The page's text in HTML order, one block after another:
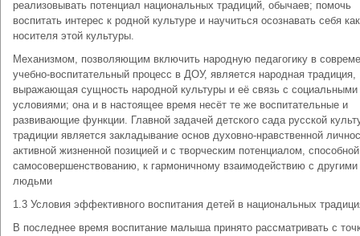
реализовывать потенциал национальных традиций, обычаев; помочь
воспитать интерес к родной культуре и научиться осознавать себя как
носителя этой культуры.
Механизмом, позволяющим включить народную педагогику в
учебно-воспитательный процесс в ДОУ, является народная традиция,
выражающая сущность народной культуры и её связь с социальными
условиями; она и в настоящее время несёт те же воспитательные и
развивающие функции. Главной задачей детского сада русской
традиции является закладывание основ духовно-нравственной
активной жизненной позицией и с творческим потенциалом,
самосовершенствованию, к гармоничному взаимодействию с другими
людьми
1.3 Условия эффективного воспитания детей в национальных
В последнее время воспитание малыша принято рассматривать с